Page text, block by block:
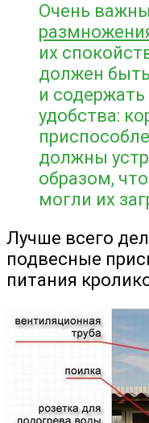
Очень
их
должен
и
удобства:
должны
образом,
могли их
Лучше всего
подвесные
питания